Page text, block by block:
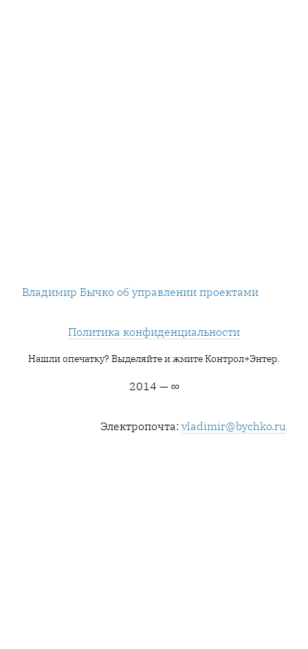
Владимир Бычко об управлении проектами
Политика конфиденциальности
Нашли опечатку? Выделяйте и жмите Контрол+Энтер.
2014 — ∞
Электропочта: vladimir@bychko.ru